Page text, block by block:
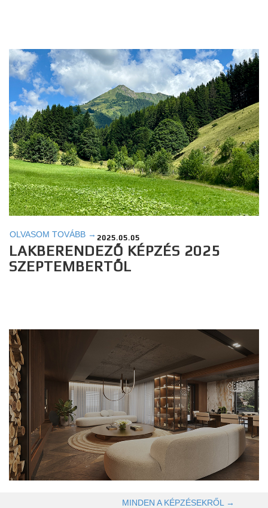
OLVASOM TOVÁBB → 2025.05.05
LAKBERENDEZŐ KÉPZÉS 2025
SZEPTEMBERTŐL
MINDEN A KÉPZÉSEKRŐL →